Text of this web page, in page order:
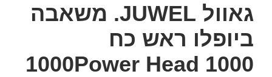
גאוול JUWEL. משאבה
ביופלו ראש כח
1000Power Head 1000